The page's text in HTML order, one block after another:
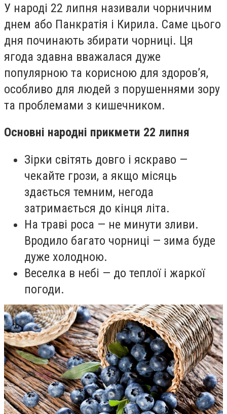
У народі 22 липня називали чорничним
днем або Панкратія і Кирила. Саме цього
дня починають збирати чорниці. Ця
ягода здавна вважалася дуже
популярною та корисною для здоров’я,
особливо для людей з порушеннями зору
та проблемами з кишечником.
Основні народні прикмети 22 липня
Зірки світять довго і яскраво —
чекайте грози, а якщо місяць
здається темним, негода
затримається до кінця літа.
На траві роса — не минути зливи.
Вродило багато чорниці — зима буде
дуже холодною.
Веселка в небі — до теплої і жаркої
погоди.